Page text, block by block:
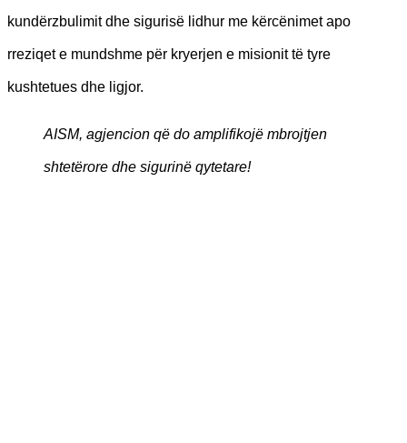
kundërzbulimit dhe sigurisë lidhur me kërcënimet apo
rreziqet e mundshme për kryerjen e misionit të tyre
kushtetues dhe ligjor.
AISM, agjencion që do amplifikojë mbrojtjen
shtetërore dhe sigurinë qytetare!